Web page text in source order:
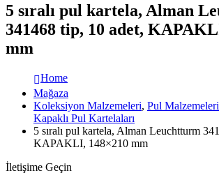
5 sıralı pul kartela, Alman
341468 tip, 10 adet,
mm
Home
Mağaza
Koleksiyon Malzemeleri, Pul Malzemeleri
Kapaklı Pul Kartelaları
5 sıralı pul kartela, Alman Leuchtturm
KAPAKLI, 148×210 mm
İletişime Geçin